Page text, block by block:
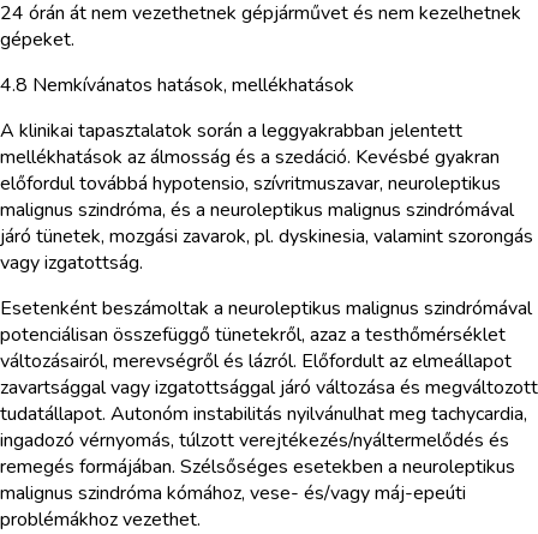
24 órán át nem vezethetnek gépjárművet és nem kezelhetnek
gépeket.
4.8 Nemkívánatos hatások, mellékhatások
A klinikai tapasztalatok során a leggyakrabban jelentett
mellékhatások az álmosság és a szedáció. Kevésbé gyakran
előfordul továbbá hypotensio, szívritmuszavar, neuroleptikus
malignus szindróma, és a neuroleptikus malignus szindrómával
járó tünetek, mozgási zavarok, pl. dyskinesia, valamint szorongás
vagy izgatottság.
Esetenként beszámoltak a neuroleptikus malignus szindrómával
potenciálisan összefüggő tünetekről, azaz a testhőmérséklet
változásairól, merevségről és lázról. Előfordult az elmeállapot
zavartsággal vagy izgatottsággal járó változása és megváltozott
tudatállapot. Autonóm instabilitás nyilvánulhat meg tachycardia,
ingadozó vérnyomás, túlzott verejtékezés/nyáltermelődés és
remegés formájában. Szélsőséges esetekben a neuroleptikus
malignus szindróma kómához, vese- és/vagy máj-epeúti
problémákhoz vezethet.